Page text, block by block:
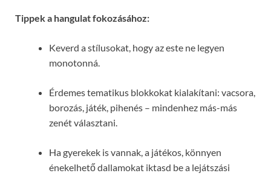
Tippek a hangulat fokozásához:
Keverd a stílusokat, hogy az este ne legyen
monotonná.
Érdemes tematikus blokkokat kialakítani: vacsora,
borozás, játék, pihenés – mindenhez más-más
zenét választani.
Ha gyerekek is vannak, a játékos, könnyen
énekelhető dallamokat iktasd be a lejátszási